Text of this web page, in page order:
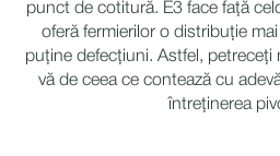
punct de cotitură. E3 face față
oferă fermierilor o distribuție
puține defecțiuni. Astfel,
vă de ceea ce contează cu
întreținerea